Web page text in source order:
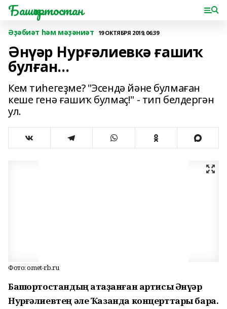
Башҡортостан
Әҙәбиәт һәм мәҙәниәт 19 ОКТЯБРЯ 2019, 06:39
Әнүәр Нурғәлиевкә ғашиҡ
булған…
Кем тиһегеҙме? "Эсендә йәне булмаған
кеше генә ғашиҡ булмаҫ!" - тип белдергән
ул.
Фото: omet-rb.ru
Башҡортостандың атҡаҙанған артисы Әнүәр
Нурғәлиевтең әле Ҡазанда концерттары бара.